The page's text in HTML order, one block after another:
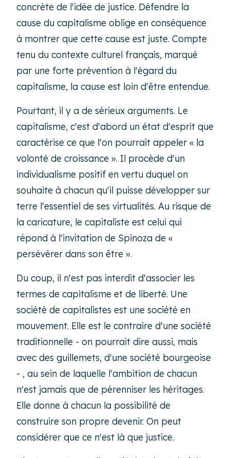
concrète de l'idée de justice. Défendre la
cause du capitalisme oblige en conséquence
à montrer que cette cause est juste. Compte
tenu du contexte culturel français, marqué
par une forte prévention à l'égard du
capitalisme, la cause est loin d'être entendue.
Pourtant, il y a de sérieux arguments. Le
capitalisme, c'est d'abord un état d'esprit que
caractérise ce que l'on pourrait appeler « la
volonté de croissance ». Il procède d'un
individualisme positif en vertu duquel on
souhaite à chacun qu'il puisse développer sur
terre l'essentiel de ses virtualités. Au risque de
la caricature, le capitaliste est celui qui
répond à l'invitation de Spinoza de «
persévérer dans son être ».
Du coup, il n'est pas interdit d'associer les
termes de capitalisme et de liberté. Une
société de capitalistes est une société en
mouvement. Elle est le contraire d'une société
traditionnelle - on pourrait dire aussi, mais
avec des guillemets, d'une société bourgeoise
- , au sein de laquelle l'ambition de chacun
n'est jamais que de pérenniser les héritages.
Elle donne à chacun la possibilité de
construire son propre devenir. On peut
considérer que ce n'est là que justice.